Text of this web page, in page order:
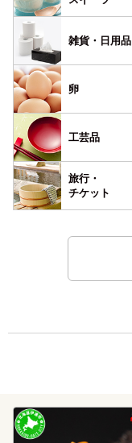
雑貨・ 日用品
卵
工芸品
旅行・
チケット